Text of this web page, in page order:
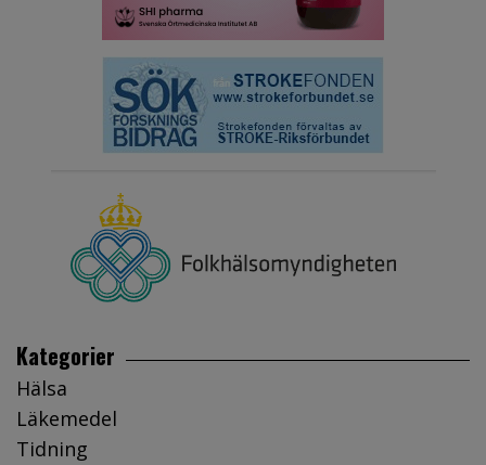
Kategorier
Hälsa
Läkemedel
Tidning